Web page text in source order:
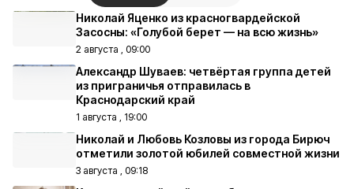
Николай Яценко из красногвардейской
Засосны: «Голубой берет — на всю жизнь»
2 августа , 09:00
Александр Шуваев: четвёртая группа детей
из приграничья отправилась в
Краснодарский край
1 августа , 19:00
Николай и Любовь Козловы из города Бирюч
отметили золотой юбилей совместной жизни
3 августа , 09:18